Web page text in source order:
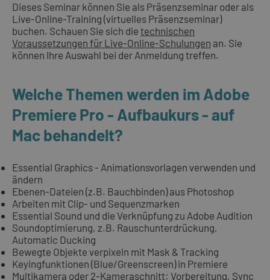
Dieses Seminar können Sie als Präsenzseminar oder als
Live-Online-Training (virtuelles Präsenzseminar)
buchen. Schauen Sie sich die technischen
Voraussetzungen für Live-Online-Schulungen an. Sie
können Ihre Auswahl bei der Anmeldung treffen.
Welche Themen werden im Adobe
Premiere Pro - Aufbaukurs - auf
Mac behandelt?
Essential Graphics - Animationsvorlagen verwenden und
ändern
Ebenen-Dateien (z.B. Bauchbinden) aus Photoshop
Arbeiten mit Clip- und Sequenzmarken
Essential Sound und die Verknüpfung zu Adobe Audition
Soundoptimierung, z.B. Rauschunterdrückung,
Automatic Ducking
Bewegte Objekte verpixeln mit Mask & Tracking
Keyingfunktionen (Blue/Greenscreen) in Premiere
Multikamera oder 2-Kameraschnitt: Vorbereitung, Sync